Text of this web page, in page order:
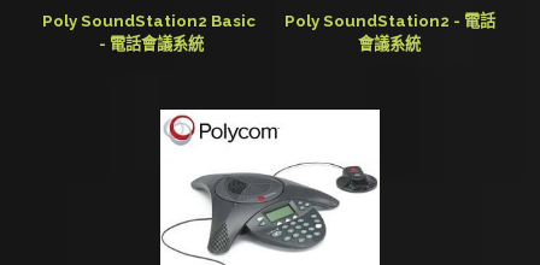
Poly SoundStation2 Basic
- 電話會議系統
Poly SoundStation2 - 電話
會議系統